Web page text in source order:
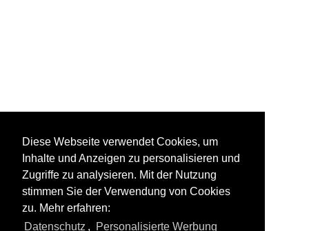
Diese Webseite verwendet Cookies, um
Inhalte und Anzeigen zu personalisieren und
Zugriffe zu analysieren. Mit der Nutzung
stimmen Sie der Verwendung von Cookies
zu. Mehr erfahren:
Datenschutz , Personalisierte Werbung